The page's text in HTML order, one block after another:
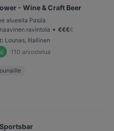
- Wine & Craft Beer
alueella Pasila
ravintola • €€€€
: Lounas, Illallinen
110 arvostelua